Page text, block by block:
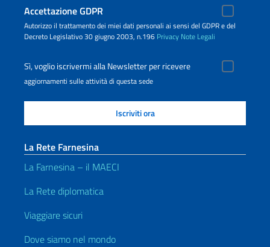
Accettazione GDPR
Autorizzo il trattamento dei miei dati personali ai sensi del GDPR e del
Decreto Legislativo 30 giugno 2003, n.196 Privacy Note Legali
Sì, voglio iscrivermi alla Newsletter per ricevere
aggiornamenti sulle attività di questa sede
La Rete Farnesina
La Farnesina – il MAECI
La Rete diplomatica
Viaggiare sicuri
Dove siamo nel mondo